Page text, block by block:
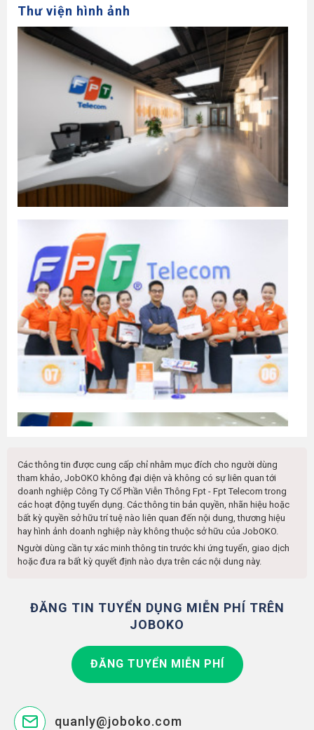
Thư viện hình ảnh
Các thông tin được cung cấp chỉ nhằm mục đích cho người dùng
tham khảo, JobOKO không đại diện và không có sự liên quan tới
doanh nghiệp Công Ty Cổ Phần Viễn Thông Fpt - Fpt Telecom trong
các hoạt động tuyển dụng. Các thông tin bản quyền, nhãn hiệu hoặc
bất kỳ quyền sở hữu trí tuệ nào liên quan đến nội dung, thương hiệu
hay hình ảnh doanh nghiệp này không thuộc sở hữu của JobOKO.
Người dùng cần tự xác minh thông tin trước khi ứng tuyển, giao dịch
hoặc đưa ra bất kỳ quyết định nào dựa trên các nội dung này.
ĐĂNG TIN TUYỂN DỤNG MIỄN PHÍ TRÊN
JOBOKO
ĐĂNG TUYỂN MIỄN PHÍ
quanly@joboko.com